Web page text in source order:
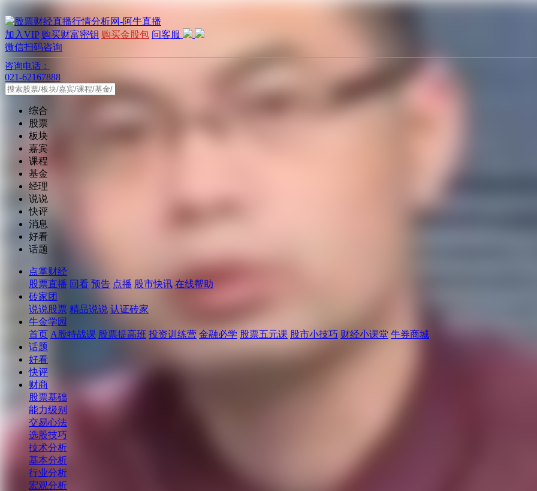
加入VIP 购买财富密钥 购买金股包 问客服
微信扫码咨询
咨询电话：
021-62167888
综合
股票
板块
嘉宾
课程
基金
经理
说说
快评
消息
好看
话题
点掌财经
股票直播 回看 预告 点播 股市快讯 在线帮助
砖家团
说说股票 精品说说 认证砖家
牛金学园
首页 A股特战课 股票提高班 投资训练营 金融必学 股票五元课 股市小技巧 财经小课堂 牛券商城
话题
好看
快评
财商
股票基础
能力级别
交易心法
选股技巧
技术分析
基本分析
行业分析
宏观分析